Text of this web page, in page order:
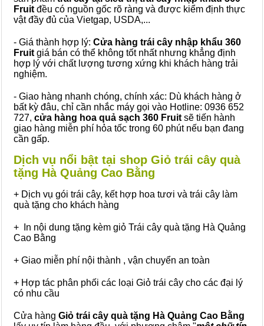
Fruit đều có nguồn gốc rõ ràng và được kiểm định thực
vật đầy đủ của Vietgap, USDA,...
- Giá thành hợp lý: Cửa hàng trái cây nhập khẩu 360
Fruit giá bán có thể không tốt nhất nhưng khẳng định
hợp lý với chất lượng tương xứng khi khách hàng trải
nghiệm.
- Giao hàng nhanh chóng, chính xác: Dù khách hàng ở
bất kỳ đâu, chỉ cần nhắc máy gọi vào Hotline: 0936 652
727, cửa hàng hoa quả sạch 360 Fruit sẽ tiến hành
giao hàng miễn phí hỏa tốc trong 60 phút nếu bạn đang
cần gấp.
Dịch vụ nổi bật tại shop Giỏ trái cây quà
tặng Hà Quảng Cao Bằng
+ Dịch vụ gói trái cây, kết hợp hoa tươi và trái cây làm
quà tặng cho khách hàng
+ In nội dung tặng kèm giỏ Trái cây quà tặng Hà Quảng
Cao Bằng
+ Giao miễn phí nội thành , vận chuyển an toàn
+ Hợp tác phân phối các loại Giỏ trái cây cho các đại lý
có nhu cầu
Cửa hàng Giỏ trái cây quà tặng Hà Quảng Cao Bằng